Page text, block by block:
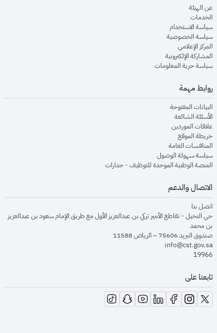
عن الهيئةopens in new window
الخدماتopens in new window
سياسة الاستخدام
سياسة الخصوصيةopens in new window
المركز الإعلاميopens in new window
المشاركة الإلكترونيةopens in new window
سياسة حرية المعلوماتopens in new window
روابط مهمة
البيانات المفتوحةopens in new window
الأسئلة الشائعةopens in new window
علاقات الموردينopens in new window
خريطة الموقعopens in new window
المنافسات العامةopens in new window
سياسة سهولة الوصولopens in new window
المنصة الوطنية الموحدة للتوظيف - جداراتopens in new window
الاتصال والدعم
اتصل بنا
حي النخيل - تقاطع الأمير تركي بن عبدالعزيز الأول مع طريق الإمام سعود بن عبدالعزيز
بن محمد
صندوق البريد 75606 – الرياض 11588
info@cst.gov.sa
19966
تابعنا على
opens in new window
opens in new window
opens in new window
opens in new window
opens in new window
opens in new window
opens in new window